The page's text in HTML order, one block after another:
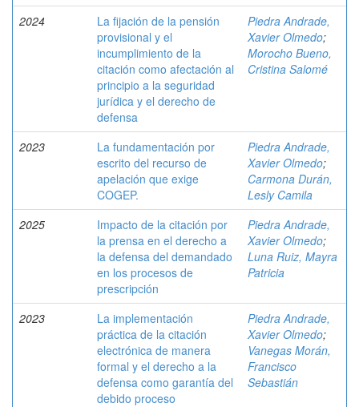
2024
La fijación de la pensión
provisional y el
incumplimiento de la
citación como afectación al
principio a la seguridad
jurídica y el derecho de
defensa
Piedra Andrade,
Xavier Olmedo;
Morocho Bueno,
Cristina Salomé
2023
La fundamentación por
escrito del recurso de
apelación que exige
COGEP.
Piedra Andrade,
Xavier Olmedo;
Carmona Durán,
Lesly Camila
2025
Impacto de la citación por
la prensa en el derecho a
la defensa del demandado
en los procesos de
prescripción
Piedra Andrade,
Xavier Olmedo;
Luna Ruiz, Mayra
Patricia
2023
La implementación
práctica de la citación
electrónica de manera
formal y el derecho a la
defensa como garantía del
debido proceso
Piedra Andrade,
Xavier Olmedo;
Vanegas Morán,
Francisco
Sebastián